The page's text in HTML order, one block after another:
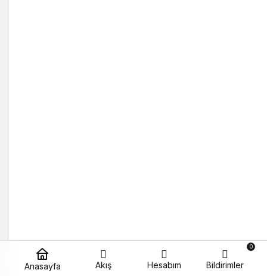
Anasayfa Akış Hesabım Bildirimler
0